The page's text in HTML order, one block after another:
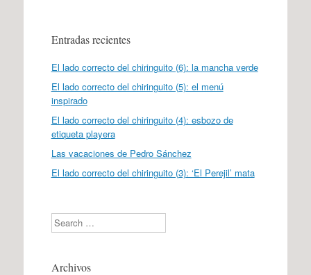
Entradas recientes
El lado correcto del chiringuito (6): la mancha verde
El lado correcto del chiringuito (5): el menú
inspirado
El lado correcto del chiringuito (4): esbozo de
etiqueta playera
Las vacaciones de Pedro Sánchez
El lado correcto del chiringuito (3): ‘El Perejil’ mata
Search
Archivos